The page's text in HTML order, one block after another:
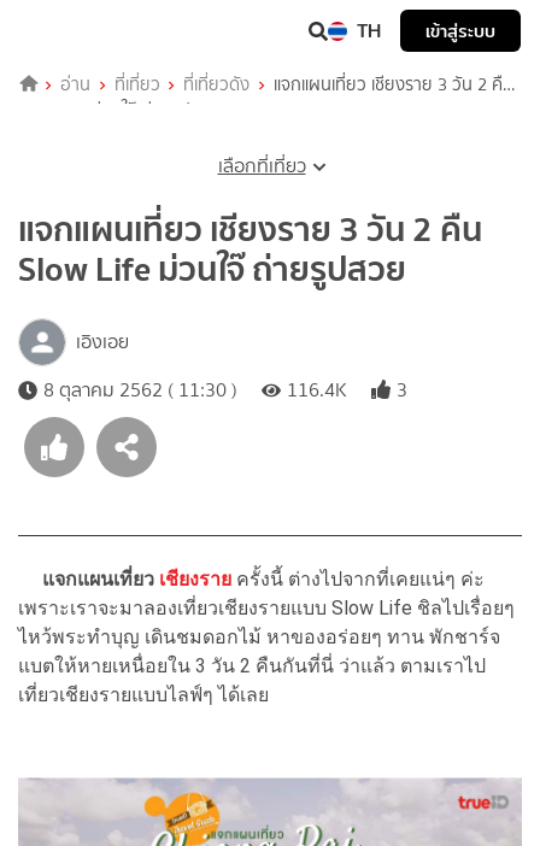
TH เข้าสู่ระบบ
อ่าน ที่เที่ยว ที่เที่ยวดัง
แจกแผนเที่ยว เชียงราย 3 วัน 2 คืน
Slow Life ม่วนใจ๊ ถ่ายรูปสวย
เลือกที่เที่ยว
แจกแผนเที่ยว เชียงราย 3 วัน 2 คืน
Slow Life ม่วนใจ๊ ถ่ายรูปสวย
เอิงเอย
8 ตุลาคม 2562 ( 11:30 )
116.4K 3
แจกแผนเที่ยว เชียงราย ครั้งนี้ ต่างไปจากที่เคยแน่ๆ ค่ะ
เพราะเราจะมาลองเที่ยวเชียงรายแบบ Slow Life ชิลไปเรื่อยๆ
ไหว้พระทำบุญ เดินชมดอกไม้ หาของอร่อยๆ ทาน พักชาร์จ
แบตให้หายเหนื่อยใน 3 วัน 2 คืนกันที่นี่ ว่าแล้ว ตามเราไป
เที่ยวเชียงรายแบบไลฟ์ๆ ได้เลย